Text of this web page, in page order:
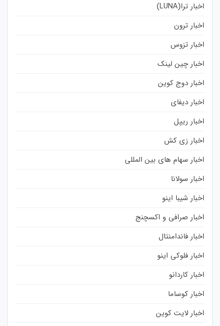
اخبار ترا(LUNA)
اخبار ترون
اخبار تزوس
اخبار چین لینک
اخبار دوج کوین
اخبار دیفای
اخبار ریپل
اخبار زی کش
اخبار سهام های بین المللی
اخبار سولانا
اخبار شیبا اینو
اخبار صرافی و اکسچنج
اخبار فاندامنتال
اخبار فلوکی اینو
اخبار کاردانو
اخبار کوساما
اخبار لایت کوین